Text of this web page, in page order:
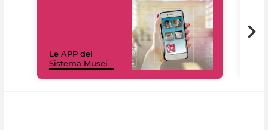
Le APP del
Sistema Musei